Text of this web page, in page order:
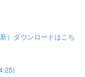
）ダウンロードはこち